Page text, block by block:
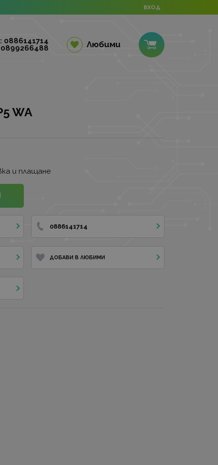
ВХОД
0886141714
Любими
WA
и плащане
0886141714
ДОБАВИ В ЛЮБИМИ